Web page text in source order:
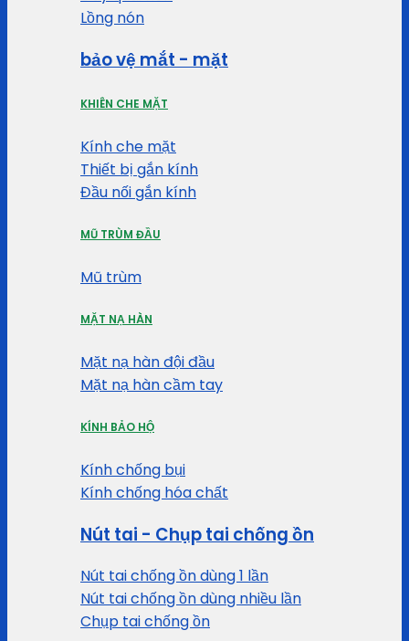
Lồng nón
bảo vệ mắt - mặt
KHIÊN CHE MẶT
Kính che mặt
Thiết bị gắn kính
Đầu nối gắn kính
MŨ TRÙM ĐẦU
Mũ trùm
MẶT NẠ HÀN
Mặt nạ hàn đội đầu
Mặt nạ hàn cầm tay
KÍNH BẢO HỘ
Kính chống bụi
Kính chống hóa chất
Nút tai - Chụp tai chống ồn
Nút tai chống ồn dùng 1 lần
Nút tai chống ồn dùng nhiều lần
Chụp tai chống ồn